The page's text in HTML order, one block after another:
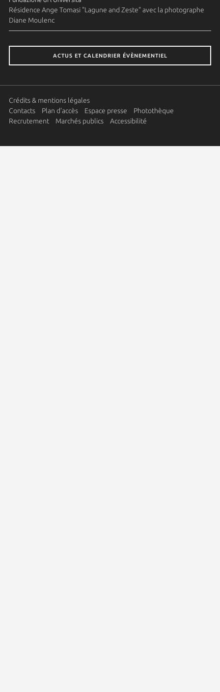
Résidence Ange Tomasi "Lagune and Zeste" avec la photographe
Diane Moulenc
ACTUS ET CALENDRIER ÉVÈNEMENTIEL
Crédits & mentions légales
Contacts
Plan d'accès Espace presse
Photothèque
Recrutement
Marchés publics Accessibilité